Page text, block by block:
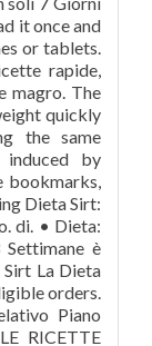
it once and
or tablets.
rapide,
magro. The
quickly
the same
induced by
bookmarks,
Dieta Sirt:
di. • Dieta:
è
La Dieta
orders.
Piano
RICETTE